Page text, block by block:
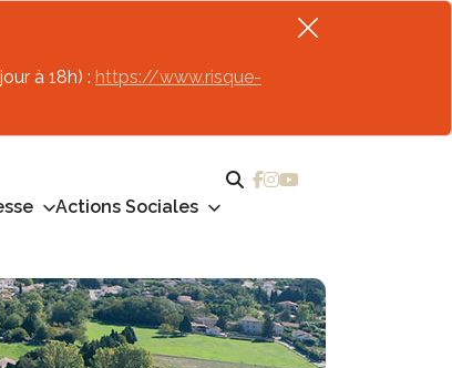
à 18h) : https://www.risque-
Actions Sociales